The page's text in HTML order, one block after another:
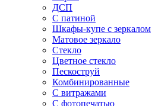
ДСП
С патиной
Шкафы-купе с зеркалом
Матовое зеркало
Стекло
Цветное стекло
Пескоструй
Комбинированные
С витражами
С фотопечатью